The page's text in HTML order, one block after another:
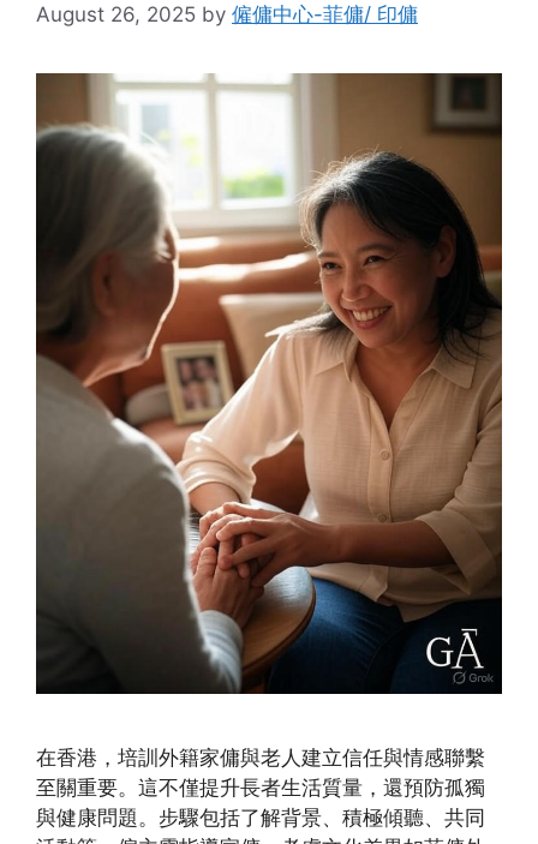
August 26, 2025 by 僱傭中心-菲傭/ 印傭
在香港，培訓外籍家傭與老人建立信任與情感聯繫
至關重要。這不僅提升長者生活質量，還預防孤獨
與健康問題。步驟包括了解背景、積極傾聽、共同